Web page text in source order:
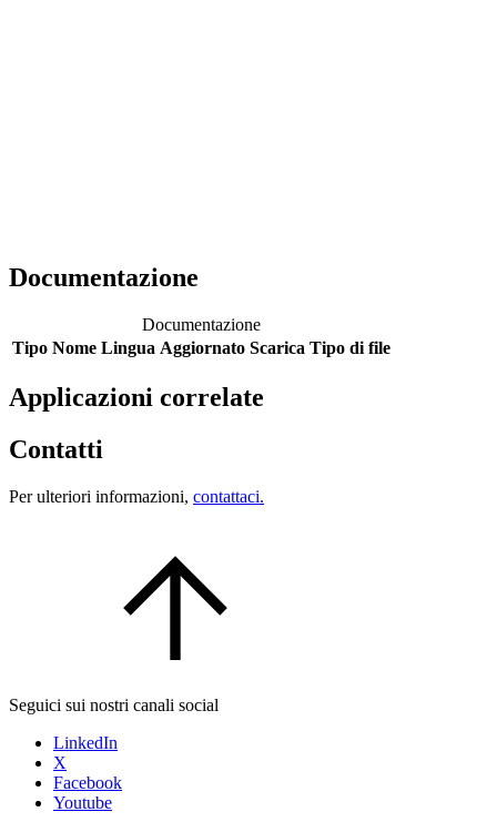
Documentazione
Documentazione
Tipo Nome Lingua Aggiornato Scarica Tipo di file
Applicazioni correlate
Contatti
Per ulteriori informazioni, contattaci.
Seguici sui nostri canali social
LinkedIn
X
Facebook
Youtube